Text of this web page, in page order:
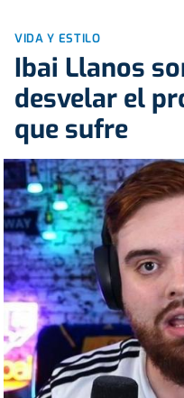
VIDA Y ESTILO
Ibai Llanos
desvelar el
que sufre